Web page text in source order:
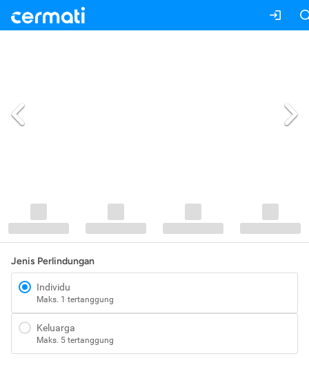
Jenis Perlindungan
Individu
Maks. 1 tertanggung
Keluarga
Maks. 5 tertanggung